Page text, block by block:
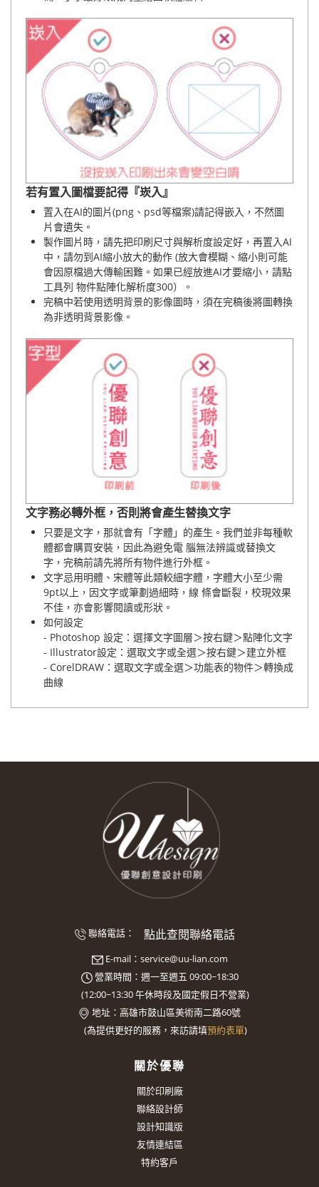
若有置入圖檔要記得『崁入』
置入在AI的圖片(png、psd等檔案)請記得嵌入，不然圖
片會遺失。
製作圖片時，請先把印刷尺寸與解析度設定好，再置入AI
中，請勿到AI縮小放大的動作 (放大會模糊、縮小則可能
會因原檔過大傳輸困難。如果已經放進AI才要縮小，請點
工具列 物件點陣化解析度300）。
完稿中若使用透明背景的影像圖時，須在完稿後將圖轉換
為非透明背景影像。
文字務必轉外框，否則將會產生替換文字
只要是文字，那就會有「字體」的產生。我們並非每種軟
體都會購買安裝，因此為避免電 腦無法辨識或替換文
字，完稿前請先將所有物件進行外框。
文字忌用明體、宋體等此類較細字體，字體大小至少需
9pt以上，因文字或筆劃過細時，線 條會斷裂，校現效果
不佳，亦會影響閱讀或形狀。
如何設定
- Photoshop 設定：選擇文字圖層＞按右鍵＞點陣化文字
- Illustrator設定：選取文字或全選＞按右鍵＞建立外框
- CorelDRAW：選取文字或全選＞功能表的物件＞轉換成
曲線
聯絡電話： 點此查閱聯絡電話
E-mail： service@uu-lian.com
營業時間：週一至週五 09:00~18:30
(12:00~13:30午休時段及國定假日不營業)
地址： 高雄市鼓山區美術南二路60號
(為提供更好的服務，來訪請填預約表單)
關於優聯
關於印刷廠
聯絡設計師
設計知識版
友情連結區
特約客戶